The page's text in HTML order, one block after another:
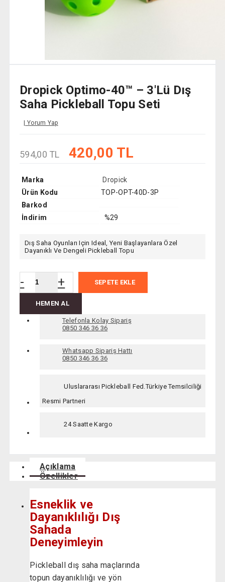
Dropick Optimo-40™ – 3'lü Dış
Saha Pickleball Topu Seti
Yorum Yap
594,00 TL 420,00 TL
Marka
Dropick
Ürün Kodu
TOP-OPT-40D-3P
Barkod
İndirim
%29
Dış Saha Oyunları Için Ideal, Yeni Başlayanlara Özel
Dayanıklı Ve Dengeli Pickleball Topu
- + SEPETE EKLE
HEMEN AL
Telefonla Kolay Sipariş
0850 346 36 36
Whatsapp Sipariş Hattı
0850 346 36 36
Uluslararası Pickleball Fed.Türkiye Temsilciliği
Resmi Partneri
24 Saatte Kargo
Açıklama
Özellikler
Esneklik ve
Dayanıklılığı Dış
Sahada
Deneyimleyin
Pickleball dış saha maçlarında
topun dayanıklılığı ve yön